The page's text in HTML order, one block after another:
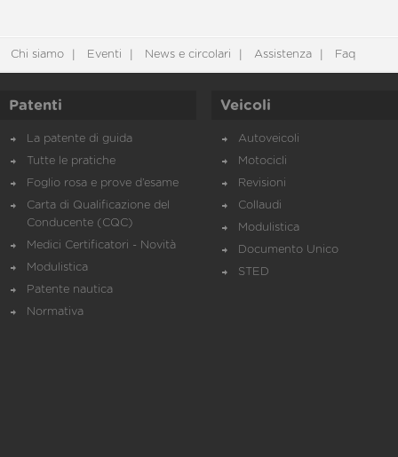
Chi siamo Eventi News e circolari Assistenza Faq
Patenti
La patente di guida
Tutte le pratiche
Foglio rosa e prove d’esame
Carta di Qualificazione del
Conducente (CQC)
Medici Certificatori - Novità
Modulistica
Patente nautica
Normativa
Veicoli
Autoveicoli
Motocicli
Revisioni
Collaudi
Modulistica
Documento Unico
STED